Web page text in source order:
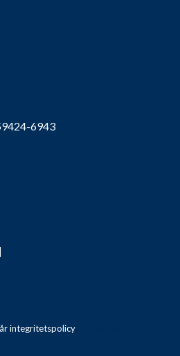
6943
integritetspolicy